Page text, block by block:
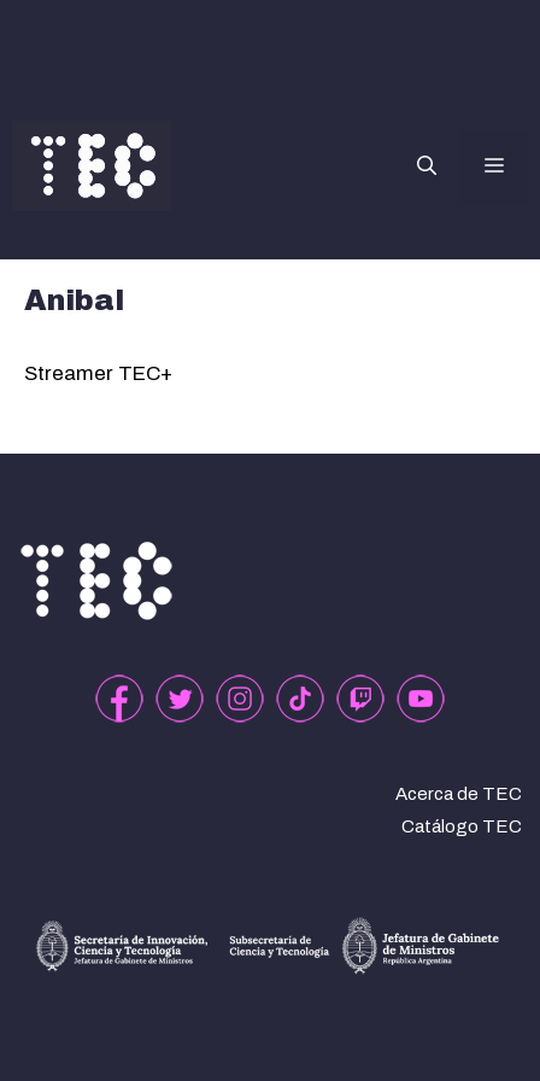
contenido
Anibal
Streamer TEC+
Acerca de TEC
Catálogo TEC